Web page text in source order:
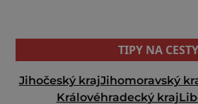
TIPY NA CESTY
Jihočeský krajJihomoravský
Královéhradecký kraj